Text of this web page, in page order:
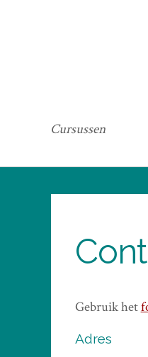
navigation
Cursussen
Gebruik het
Adres